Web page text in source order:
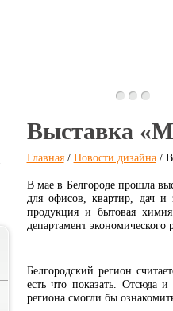
Выставка
Главная/ Новости дизайна/
В мае в Белгороде прошла
для офисов, квартир, дач и
продукция и бытовая
департамент экономического
Белгородский регион
есть что показать. Отсюда
региона смогли бы